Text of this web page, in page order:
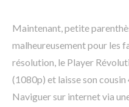
Maintenant, petite
malheureusement pour les
résolution, le Player
(1080p) et laisse son
Naviguer sur internet via